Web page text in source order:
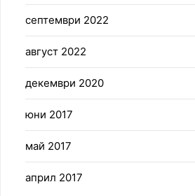
септември 2022
август 2022
декември 2020
юни 2017
май 2017
април 2017